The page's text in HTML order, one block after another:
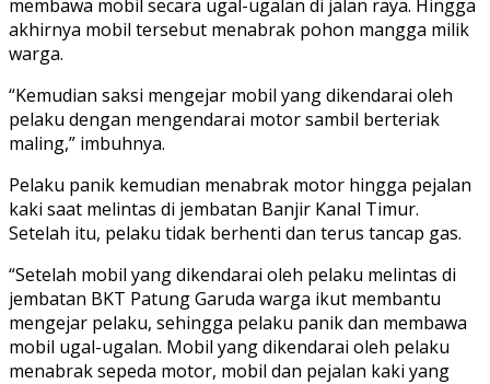
membawa mobil secara ugal-ugalan di jalan raya. Hingga
akhirnya mobil tersebut menabrak pohon mangga milik
warga.
“Kemudian saksi mengejar mobil yang dikendarai oleh
pelaku dengan mengendarai motor sambil berteriak
maling,” imbuhnya.
Pelaku panik kemudian menabrak motor hingga pejalan
kaki saat melintas di jembatan Banjir Kanal Timur.
Setelah itu, pelaku tidak berhenti dan terus tancap gas.
“Setelah mobil yang dikendarai oleh pelaku melintas di
jembatan BKT Patung Garuda warga ikut membantu
mengejar pelaku, sehingga pelaku panik dan membawa
mobil ugal-ugalan. Mobil yang dikendarai oleh pelaku
menabrak sepeda motor, mobil dan pejalan kaki yang